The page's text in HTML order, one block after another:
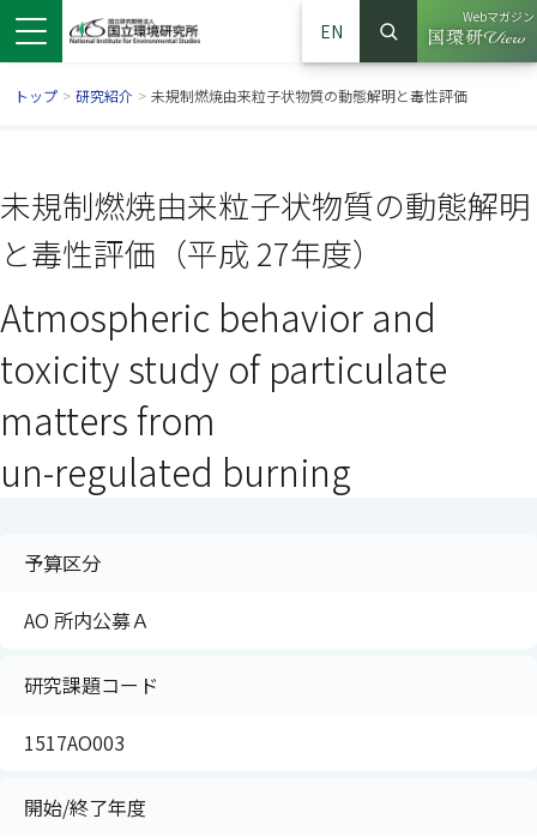
ドウで開きます）
ンドウで開きます）
ウインドウで開きます）
EN
サイト内検索
検索
Webマガジン
（別ウイ
トップ > 研究紹介 > 未規制燃焼由来粒子状物質の動態解明と毒性評価
未規制燃焼由来粒子状物質の動態解明
と毒性評価（平成 27年度）
Atmospheric behavior and
toxicity study of particulate
matters from
un-regulated burning
予算区分
AO 所内公募Ａ
研究課題コード
1517AO003
開始/終了年度